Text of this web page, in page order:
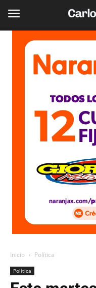
Inicio Política
Política